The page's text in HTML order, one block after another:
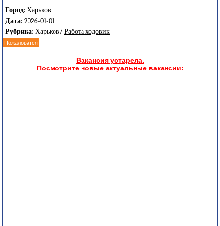
Город: Харьков
Дата: 2026-01-01
Рубрика: Харьков/ Работа ходовик
Пожаловатся
Вакансия устарела.
Посмотрите новые актуальные вакансии: